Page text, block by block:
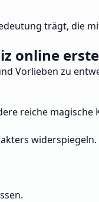
trägt, die
online
Vorlieben zu
reiche magische
widerspiegeln.